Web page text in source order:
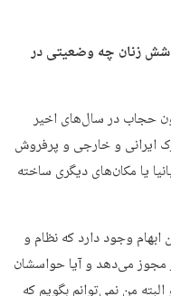
زنان چه وضعیتی در
حجاب در سال‌های اخیر
ایرانی و خارجی و پرفروش
یا مکان‌های دیگری ساخته
وجود دارد که نظام و
مجوز می‌دهد و آیا حواسشان